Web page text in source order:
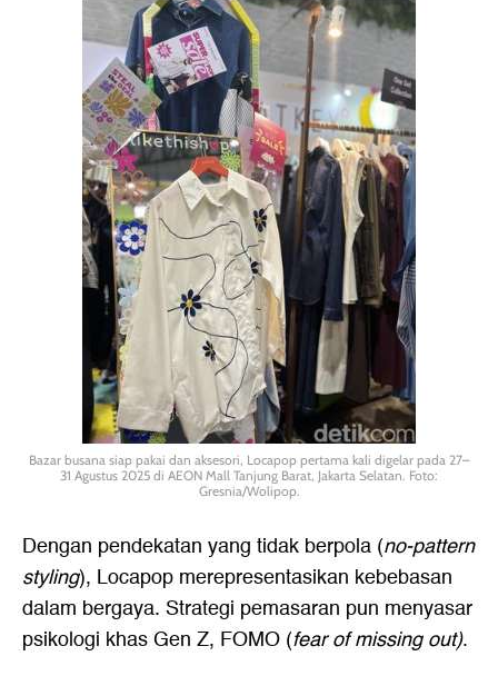
Bazar busana siap pakai dan aksesori, Locapop pertama kali digelar pada 27–
31 Agustus 2025 di AEON Mall Tanjung Barat, Jakarta Selatan. Foto:
Gresnia/Wolipop.
Dengan pendekatan yang tidak berpola (no-pattern
styling), Locapop merepresentasikan kebebasan
dalam bergaya. Strategi pemasaran pun menyasar
psikologi khas Gen Z, FOMO (fear of missing out).